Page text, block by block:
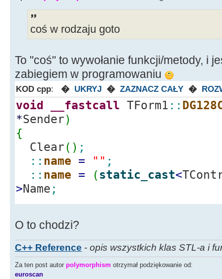
coś w rodzaju goto
To "coś" to wywołanie funkcji/metody, i
zabiegiem w programowaniu
KOD cpp: � UKRYJ � ZAZNACZ CAŁY �
void __fastcall TForm1 ::
*Sender)
{
Clear( ) ;
:: name = "" ;
:: name = ( static_cast<
>Name ;
}
O to chodzi?
C++ Reference - opis wszystkich klas STL-a i
Za ten post autor polymorphism otrzymał podziękowanie od:
euroscan